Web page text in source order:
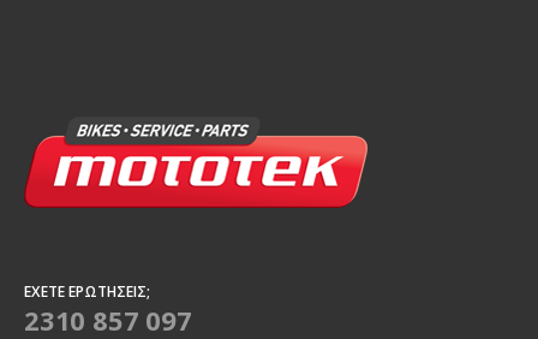
ΈΧΕΤΕ ΕΡΩΤΉΣΕΙΣ;
2310 857 097